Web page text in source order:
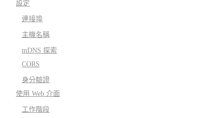
設定
連接埠
主機名稱
mDNS 探索
CORS
身分驗證
使用 Web 介面
工作階段